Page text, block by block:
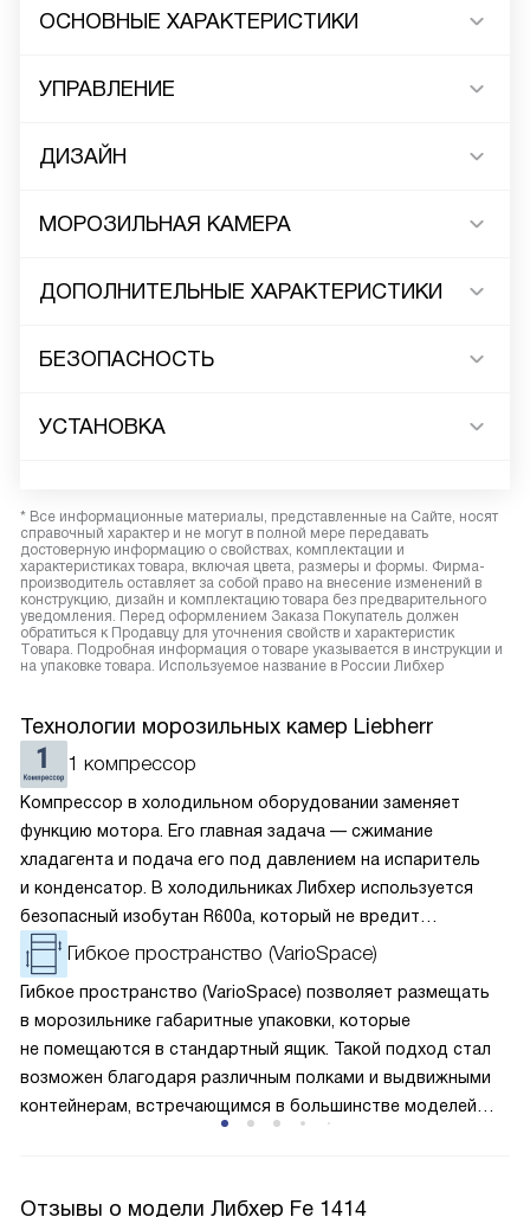
ОСНОВНЫЕ ХАРАКТЕРИСТИКИ
УПРАВЛЕНИЕ
ДИЗАЙН
МОРОЗИЛЬНАЯ КАМЕРА
ДОПОЛНИТЕЛЬНЫЕ ХАРАКТЕРИСТИКИ
БЕЗОПАСНОСТЬ
УСТАНОВКА
* Все информационные материалы, представленные на Сайте, носят
справочный характер и не могут в полной мере передавать
достоверную информацию о свойствах, комплектации и
характеристиках товара, включая цвета, размеры и формы. Фирма-
производитель оставляет за собой право на внесение изменений в
конструкцию, дизайн и комплектацию товара без предварительного
уведомления. Перед оформлением Заказа Покупатель должен
обратиться к Продавцу для уточнения свойств и характеристик
Товара. Подробная информация о товаре указывается в инструкции и
на упаковке товара. Используемое название в России Либхер
Технологии морозильных камер Liebherr
1 компрессор
Компрессор в холодильном оборудовании заменяет
функцию мотора. Его главная задача — сжимание
хладагента и подача его под давлением на испаритель
и конденсатор. В холодильниках Либхер используется
безопасный изобутан R600a, который не вредит
окружающей среде. Компрессор перегоняет его
по охладительному контуру по принципу насоса. Чем
лучше работает «мотор» прибора, тем качественнее
и быстрее происходит охлаждение, затрачивается
меньше электроэнергии.
Гибкое пространство (VarioSpace)
Гибкое пространство (VarioSpace) позволяет размещать
в морозильнике габаритные упаковки, которые
не помещаются в стандартный ящик. Такой подход стал
возможен благодаря различным полками и выдвижными
контейнерам, встречающимся в большинстве моделей
Отзывы о модели Либхер Fe 1414